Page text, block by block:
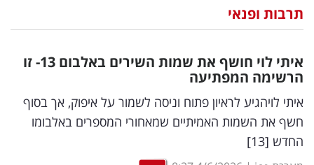
וצרכנות
דיגיטל
וטק
שיווק
ופרסום
תרבות ופנאי
איתי לוי חושף את שמות השירים באלבום 13- זו
הרשימה המפתיעה
איתי לויהגיע לראיון פתוח וניסה לשמור על איפוק, אך בסוף
חשף את השמות האמיתיים שמאחורי המספרים באלבומו
החדש [13]